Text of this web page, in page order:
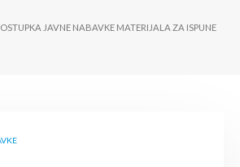
JAVNE NABAVKE MATERIJALA ZA ISPUNE